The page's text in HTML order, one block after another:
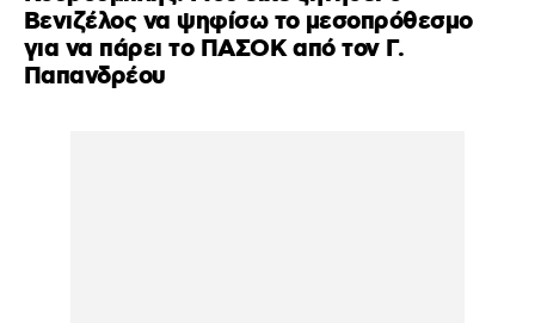
Βενιζέλος να ψηφίσω το μεσοπρόθεσμο
για να πάρει το ΠΑΣΟΚ από τον Γ.
Παπανδρέου